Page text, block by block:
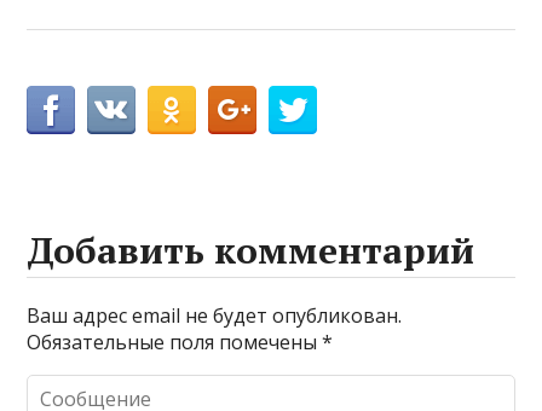
Добавить комментарий
Ваш адрес email не будет опубликован.
Обязательные поля помечены*